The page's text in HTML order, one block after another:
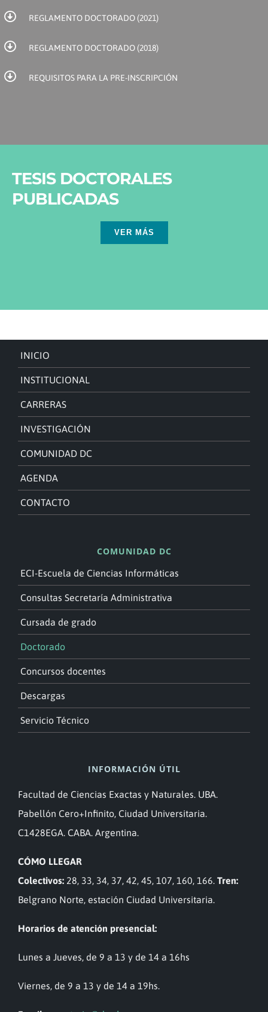
REGLAMENTO DOCTORADO (2021)
REGLAMENTO DOCTORADO (2018)
REQUISITOS PARA LA PRE-INSCRIPCIÓN
TESIS DOCTORALES
PUBLICADAS
VER MÁS
INICIO
INSTITUCIONAL
CARRERAS
INVESTIGACIÓN
COMUNIDAD DC
AGENDA
CONTACTO
COMUNIDAD DC
ECI-Escuela de Ciencias Informáticas
Consultas Secretaría Administrativa
Cursada de grado
Doctorado
Concursos docentes
Descargas
Servicio Técnico
INFORMACIÓN ÚTIL
Facultad de Ciencias Exactas y Naturales. UBA.
Pabellón Cero+Infinito, Ciudad Universitaria.
C1428EGA. CABA. Argentina.
CÓMO LLEGAR
Colectivos: 28, 33, 34, 37, 42, 45, 107, 160, 166. Tren:
Belgrano Norte, estación Ciudad Universitaria.
Horarios de atención presencial:
Lunes a Jueves, de 9 a 13 y de 14 a 16hs
Viernes, de 9 a 13 y de 14 a 19hs.